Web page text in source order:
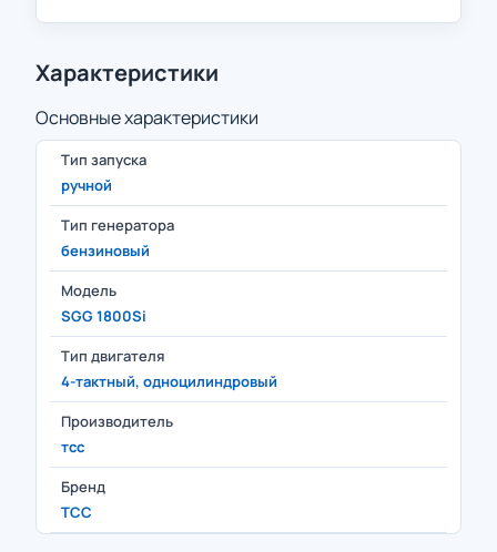
Характеристики
Основные характеристики
Тип запуска
ручной
Тип генератора
бензиновый
Модель
SGG 1800Si
Тип двигателя
4-тактный, одноцилиндровый
Производитель
тсс
Бренд
ТСС